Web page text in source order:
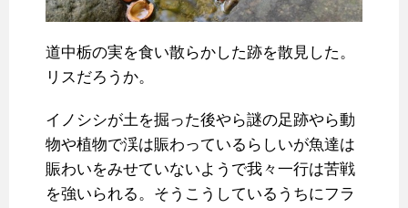
道中栃の実を食い散らかした跡を散見した。
リスだろうか。
イノシシが土を掘った後やら謎の足跡やら動
物や植物で渓は賑わっているらしいが魚達は
賑わいをみせていないようで我々一行は苦戦
を強いられる。そうこうしているうちにフラ